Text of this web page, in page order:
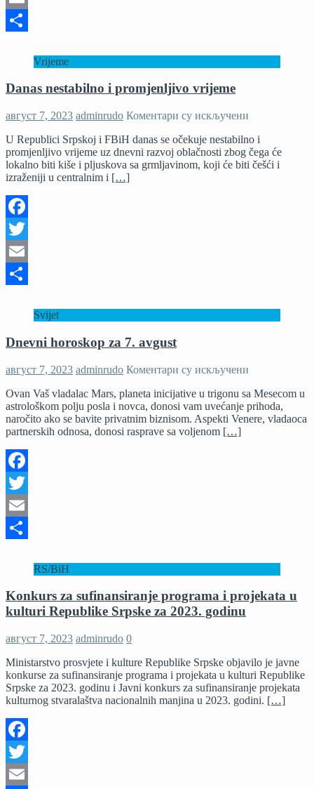
Email
Vrijeme
Danas nestabilno i promjenljivo vrijeme
август 7, 2023 adminrudo Коментари су искључени
nestabilno
i
promjenljivo
U Republici Srpskoj i FBiH danas se očekuje nestabilno i
promjenljivo vrijeme uz dnevni razvoj oblačnosti zbog čega će
lokalno biti kiše i pljuskova sa grmljavinom, koji će biti češći i
izraženiji u centralnim i […]
Facebook
Twitter
Email
Svijet
Dnevni horoskop za 7. avgust
август 7, 2023 adminrudo Коментари су искључени
horoskop
za
7.
Ovan Vaš vladalac Mars, planeta inicijative u trigonu sa Mesecom u
astrološkom polju posla i novca, donosi vam uvećanje prihoda,
naročito ako se bavite privatnim biznisom. Aspekti Venere, vladaoca
partnerskih odnosa, donosi rasprave sa voljenom […]
Facebook
Twitter
Email
RS/BiH
Konkurs za sufinansiranje programa i projekata u
kulturi Republike Srpske za 2023. godinu
август 7, 2023 adminrudo 0
Ministarstvo prosvjete i kulture Republike Srpske objavilo je javne
konkurse za sufinansiranje programa i projekata u kulturi Republike
Srpske za 2023. godinu i Јavni konkurs za sufinansiranje projekata
kulturnog stvaralaštva nacionalnih manjina u 2023. godini. […]
Facebook
Twitter